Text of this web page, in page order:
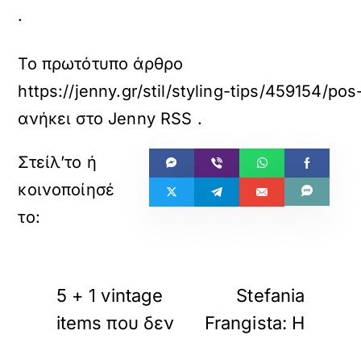
.
Το πρωτότυπο άρθρο
https://jenny.gr/stil/styling-tips/459154/
ανήκει στο Jenny RSS .
5 + 1 vintage
items που δεν
Stefania
Frangista: Η